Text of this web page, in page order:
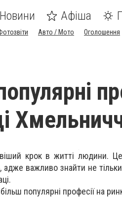
Новини Афіша
Авто / Мото Оголошення
крок в житті людини.
адже важливо знайти не
популярні професії на